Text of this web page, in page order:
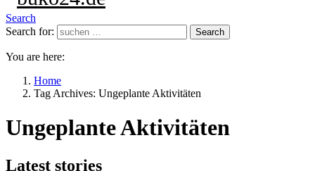
Search
Search for:
Search
You are here:
Home
Tag Archives: Ungeplante Aktivitäten
Ungeplante Aktivitäten
Latest stories